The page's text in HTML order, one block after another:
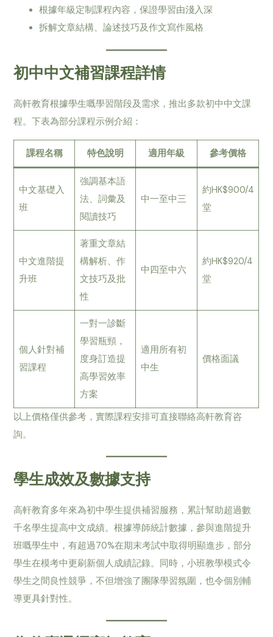
根據年級定制課程內容，保證學習由淺入深
拆解文章結構、論述技巧及作文寫作風格
初中中文補習課程詳情
高軒教育根據學生嘅學習階段及需求，推出多款初中中文課
程。下表為部分課程示例介紹：
課程名稱 特色說明 適用年級 參考價格
中文基礎入
班
強調基本語
法、詞彙及
閱讀技巧
中一至中三
約HK$900/4
堂
中文進階提
升班
著重文章結
構解析、作
文技巧及批
性
中四至中六
約HK$920/4
堂
個人針對補
習課程
一對一診斷
學習瓶頸，
度身訂造提
高學習效率
方案
適用所有初
中生
價格面議
以上價格僅供參考，實際課程安排可直接聯絡高軒教育咨
詢。
學生成效及數據支持
高軒教育多年來為初中學生提供補習服務，累計幫助超過數
千名學生提高中文成績。根據導師統計數據，參與進階提升
班嘅學生中，有超過70%在期末考試中取得明顯進步，部分
學生在模考中更刷新個人成績記錄。同時，小班教學模式令
學生之間良性競爭，不但增強了團隊學習氛圍，也令個別輔
導更具針對性。